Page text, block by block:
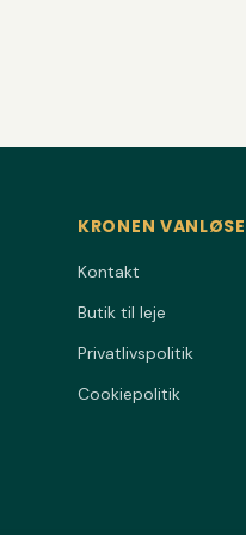
KRONEN VANLØSE
Kontakt
Butik til leje
Privatlivspolitik
Cookiepolitik